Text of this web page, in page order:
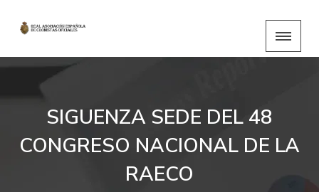
SIGUENZA SEDE DEL 48
CONGRESO NACIONAL DE LA
RAECO